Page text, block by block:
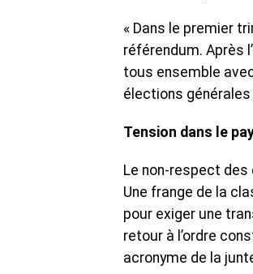
« Dans le premier
référendum. Après
tous ensemble
élections générales
Tension dans le
Le non-respect
Une frange de la
pour exiger une
retour à l’ordre
acronyme de la